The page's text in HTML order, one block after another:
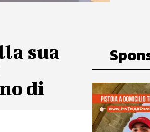
sua
di